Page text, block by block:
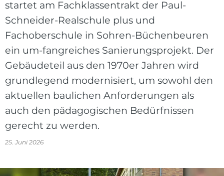
startet am Fachklassentrakt der Paul-
Schneider-Realschule plus und
Fachoberschule in Sohren-Büchenbeuren
ein um-fangreiches Sanierungsprojekt. Der
Gebäudeteil aus den 1970er Jahren wird
grundlegend modernisiert, um sowohl den
aktuellen baulichen Anforderungen als
auch den pädagogischen Bedürfnissen
gerecht zu werden.
25. Juni 2026